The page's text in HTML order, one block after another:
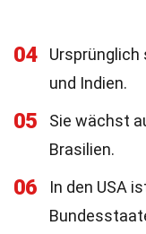
04
und Indien.
05
Sie wächst
Brasilien.
06
In den USA